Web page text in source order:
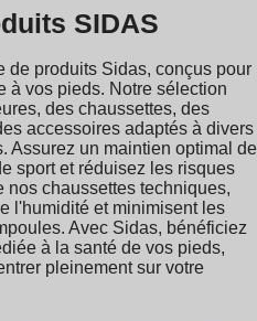
SIDAS
de produits Sidas, conçus pour
à vos pieds. Notre sélection
des chaussettes, des
accessoires adaptés à divers
Assurez un maintien optimal de
sport et réduisez les risques
chaussettes techniques,
l'humidité et minimisent les
Avec Sidas, bénéficiez
à la santé de vos pieds,
pleinement sur votre